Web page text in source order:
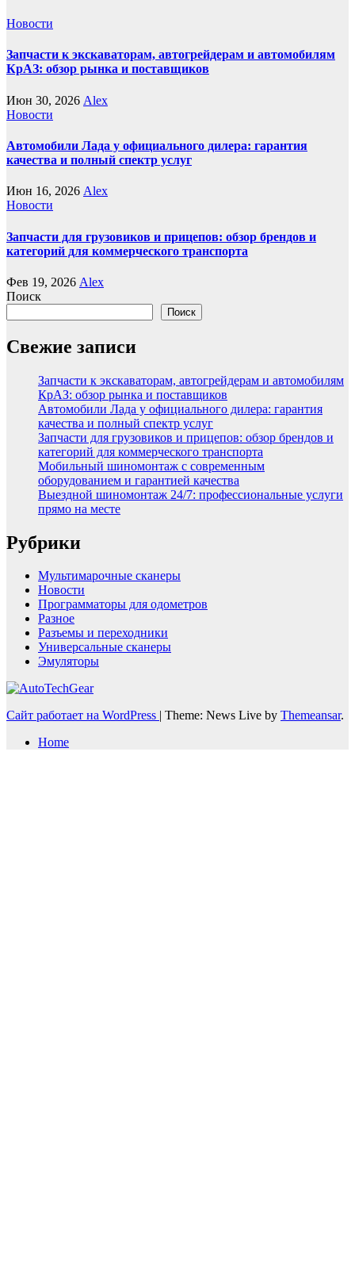
Новости
Запчасти к экскаваторам, автогрейдерам и автомобилям
КрАЗ: обзор рынка и поставщиков
Июн 30, 2026 Alex
Новости
Автомобили Лада у официального дилера: гарантия
качества и полный спектр услуг
Июн 16, 2026 Alex
Новости
Запчасти для грузовиков и прицепов: обзор брендов и
категорий для коммерческого транспорта
Фев 19, 2026 Alex
Поиск
Поиск
Свежие записи
Запчасти к экскаваторам, автогрейдерам и автомобилям
КрАЗ: обзор рынка и поставщиков
Автомобили Лада у официального дилера: гарантия
качества и полный спектр услуг
Запчасти для грузовиков и прицепов: обзор брендов и
категорий для коммерческого транспорта
Мобильный шиномонтаж с современным
оборудованием и гарантией качества
Выездной шиномонтаж 24/7: профессиональные услуги
прямо на месте
Рубрики
Мультимарочные сканеры
Новости
Программаторы для одометров
Разное
Разъемы и переходники
Универсальные сканеры
Эмуляторы
Сайт работает на WordPress | Theme: News Live by Themeansar.
Home